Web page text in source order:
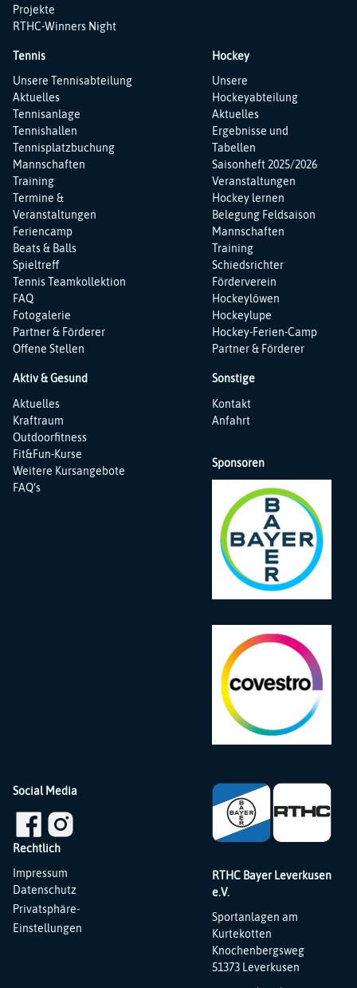
Projekte
RTHC-Winners Night
Tennis
Navigation
überspringen
Unsere Tennisabteilung
Aktuelles
Tennisanlage
Tennishallen
Tennisplatzbuchung
Mannschaften
Training
Termine &
Veranstaltungen
Feriencamp
Beats & Balls
Spieltreff
Tennis Teamkollektion
FAQ
Fotogalerie
Partner & Förderer
Offene Stellen
Hockey
Navigation
überspringen
Unsere
Hockeyabteilung
Aktuelles
Ergebnisse und
Tabellen
Saisonheft 2025/2026
Veranstaltungen
Hockey lernen
Belegung Feldsaison
Mannschaften
Training
Schiedsrichter
Förderverein
Hockeylöwen
Hockeylupe
Hockey-Ferien-Camp
Partner & Förderer
Aktiv & Gesund
Navigation
überspringen
Aktuelles
Kraftraum
Outdoorfitness
Fit&Fun-Kurse
Weitere Kursangebote
FAQ‘s
Sonstige
Navigation
überspringen
Kontakt
Anfahrt
Sponsoren
Social Media
Rechtlich
Navigation
überspringen
Impressum
Datenschutz
Privatsphäre-
Einstellungen
RTHC Bayer Leverkusen
e.V.
Sportanlagen am
Kurtekotten
Knochenbergsweg
51373 Leverkusen